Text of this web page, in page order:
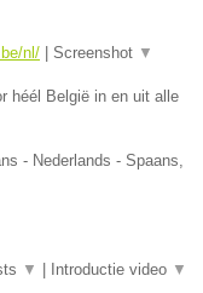
nl/ | Screenshot ▼
héél België in en uit alle
- Nederlands - Spaans,
▼ | Introductie video ▼